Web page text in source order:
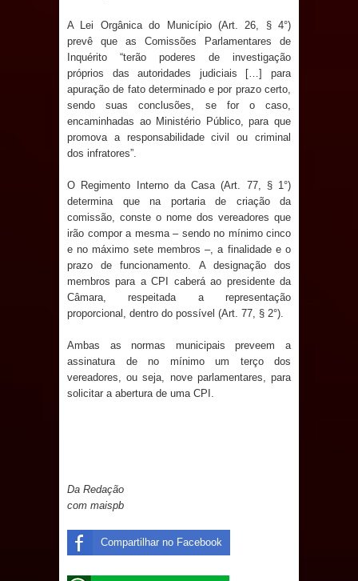
com foco na qualificação dos
serviços do SUS
MULUNGU: Servidora revela
Perseguição na Gestão de Daniella
população
Caldas Brandão: IPMCB responde
questionamentos da vereadora
Rosângela e afirma que
parcelamentos são referentes a
débitos históricos
A Lei Orgânica do Município (Art. 26, § 4°)
prevê que as Comissões Parlamentares de
Inquérito “terão poderes de investigação
próprios das autoridades judiciais […] para
apuração de fato determinado e por prazo certo,
sendo suas conclusões, se for o caso,
encaminhadas ao Ministério Público, para que
promova a responsabilidade civil ou criminal
dos infratores”.
O Regimento Interno da Casa (Art. 77, § 1°)
determina que na portaria de criação da
comissão, conste o nome dos vereadores que
irão compor a mesma – sendo no mínimo cinco
e no máximo sete membros –, a finalidade e o
prazo de funcionamento. A designação dos
membros para a CPI caberá ao presidente da
Câmara, respeitada a representação
proporcional, dentro do possível (Art. 77, § 2°).
Ambas as normas municipais preveem a
assinatura de no mínimo um terço dos
vereadores, ou seja, nove parlamentares, para
solicitar a abertura de uma CPI.
Da Redação
com maispb
Compartilhar no Facebook